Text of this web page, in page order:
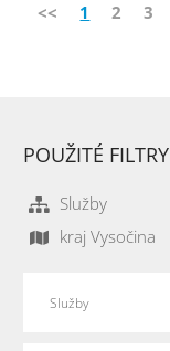
<< 1 2 3
POUŽITÉ FILTRY
Služby
kraj Vysočina